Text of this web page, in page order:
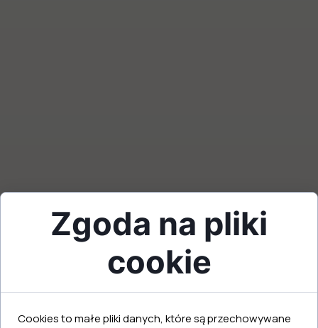
Twoje imię i nazwisko:
Zgoda na pliki
cookie
Cookies to małe pliki danych, które są przechowywane